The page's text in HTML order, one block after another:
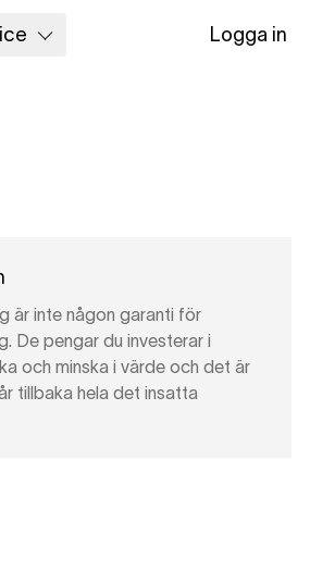
Logga in
är inte någon garanti för
De pengar du investerar i
och minska i värde och det är
tillbaka hela det insatta